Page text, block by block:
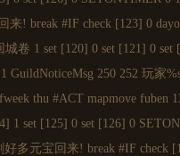
! break #IF check [123] 0
城卷 1 set [120] 0 set [121] 0 set
GuildNoticeMsg 250 252 玩家
thu #ACT mapmove fuben
1 set [125] 0 set [126] 0
多元宝回来! break #IF check